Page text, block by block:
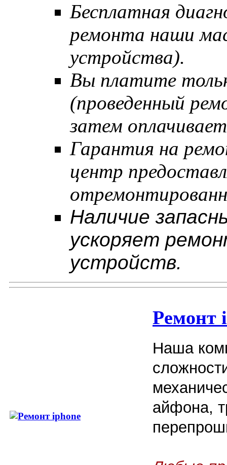
Бесплатная
ремонта наши
устройства).
Вы платите
(проведенный
затем
Гарантия на
центр
Наличие
ускоряет
устройств.
Ремонт
Наша
айфона,